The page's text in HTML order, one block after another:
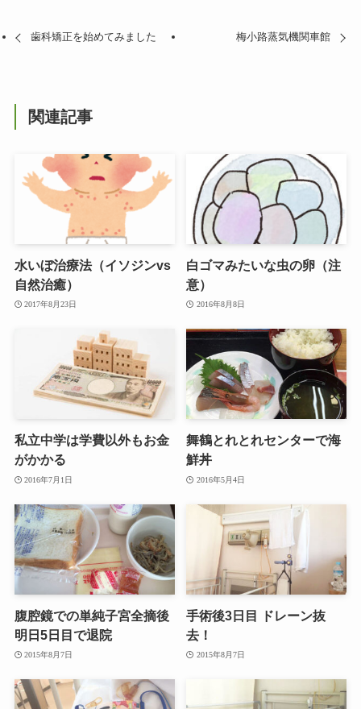
歯科矯正を始めてみました 梅小路蒸気機関車館
関連記事
水いぼ治療法（イソジンvs
自然治癒）
2017年8月23日
白ゴマみたいな虫の卵（注
意）
2016年8月8日
私立中学は学費以外もお金
がかかる
2016年7月1日
舞鶴とれとれセンターで海
鮮丼
2016年5月4日
腹腔鏡での単純子宮全摘後
明日5日目で退院
2015年8月7日
手術後3日目 ドレーン抜
去！
2015年8月7日